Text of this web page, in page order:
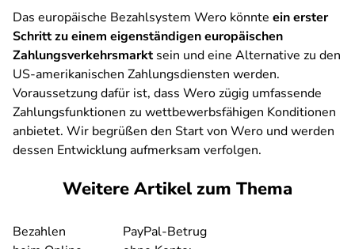
Das europäische Bezahlsystem Wero könnte ein erster
Schritt zu einem eigenständigen europäischen
Zahlungsverkehrsmarktsein und eine Alternative zu den
US-amerikanischen Zahlungsdiensten werden.
Voraussetzung dafür ist, dass Wero zügig umfassende
Zahlungsfunktionen zu wettbewerbsfähigen Konditionen
anbietet. Wir begrüßen den Start von Wero und werden
dessen Entwicklung aufmerksam verfolgen.
Weitere Artikel zum Thema
Bezahlen
PayPal-Betrug